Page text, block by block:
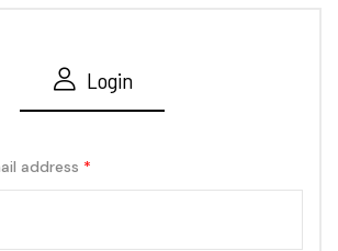
Login
address *